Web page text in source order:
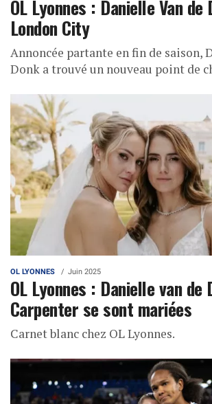
OL Lyonnes : Danielle Van
London City
Annoncée partante en fin de saison,
Donk a trouvé un nouveau point de
OL LYONNES Juin 2025
OL Lyonnes : Danielle van
Carpenter se sont mariées
Carnet blanc chez OL Lyonnes.